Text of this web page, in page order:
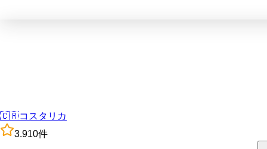
🇨🇷コスタリカ
3.910件